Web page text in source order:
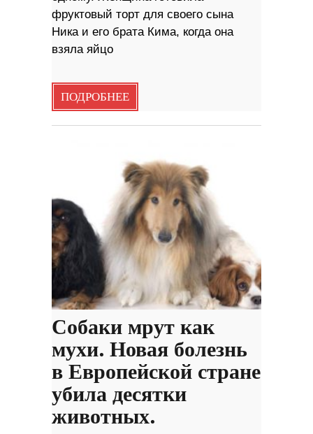
фруктовый торт для своего сына
Ника и его брата Кима, когда она
взяла яйцо
ПОДРОБНЕЕ
Собаки мрут как
мухи. Новая болезнь
в Европейской стране
убила десятки
животных.